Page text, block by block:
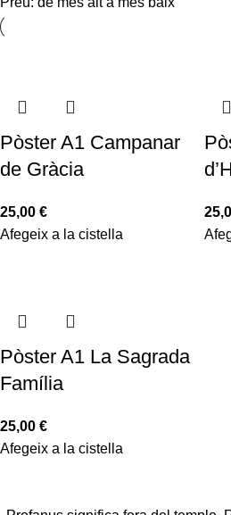
Pòster A1 Campanar
de Gràcia
25,00 €
Afegeix a la cistella
Pòster A1 La Sagrada
Família
25,00 €
Afegeix a la cistella